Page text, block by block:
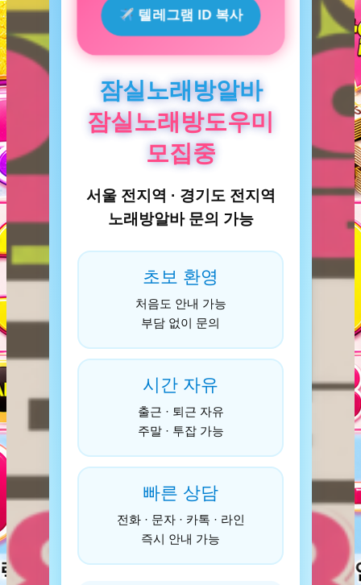
텔레그램 ID 복사
잠실노래방알바
잠실노래방도우미
모집중
서울 전지역 · 경기도 전지역
노래방알바 문의 가능
초보 환영
처음도 안내 가능
부담 없이 문의
시간 자유
출근 · 퇴근 자유
주말 · 투잡 가능
빠른 상담
전화 · 문자 · 카톡 · 라인
즉시 안내 가능